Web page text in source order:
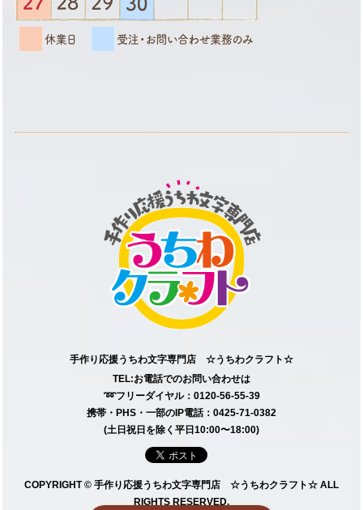
手作り応援うちわ文字専門店 ☆うちわクラフト☆
TEL:お電話でのお問い合わせは
➿フリーダイヤル：0120-56-55-39
携帯・PHS・一部のIP電話：0425-71-0382
(土日祝日を除く平日10:00〜18:00)
COPYRIGHT © 手作り応援うちわ文字専門店 ☆うちわクラフト☆ ALL
RIGHTS RESERVED.